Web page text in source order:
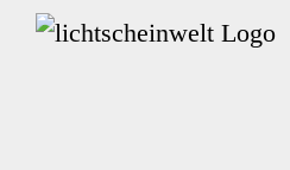
Zum